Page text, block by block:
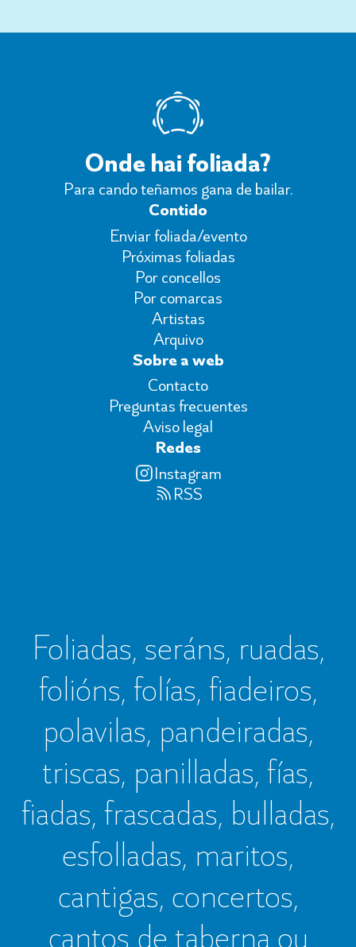
Onde hai foliada?
Para cando teñamos gana de bailar.
Contido
Enviar foliada/evento
Próximas foliadas
Por concellos
Por comarcas
Artistas
Arquivo
Sobre a web
Contacto
Preguntas frecuentes
Aviso legal
Redes
Instagram
RSS
Foliadas, seráns, ruadas,
folións, folías, fiadeiros,
polavilas, pandeiradas,
triscas, panilladas, fías,
fiadas, frascadas, bulladas,
esfolladas, maritos,
cantigas, concertos,
cantos de taberna ou